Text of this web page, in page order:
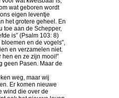
wat geboren wordt
eigen leventje
het grotere geheel. En
toe aan de Schepper,
is” (Psalm 103: 8)
en de vogels”,
en verzamelen niet.
en ze zijn mooi!”
geen Pasen. Maar de
weg, maar wij
Er komen nieuwe
wind die over de